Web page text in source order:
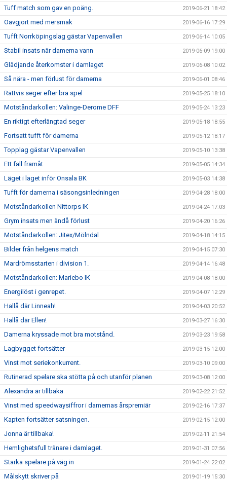
Tuff match som gav en poäng. 2019-06-21 18:42
Oavgjort med mersmak 2019-06-16 17:29
Tufft Norrköpingslag gästar Vapenvallen 2019-06-14 10:05
Stabil insats när damerna vann 2019-06-09 19:00
Glädjande återkomster i damlaget 2019-06-08 10:02
Så nära - men förlust för damerna 2019-06-01 08:46
Rättvis seger efter bra spel 2019-05-25 18:10
Motståndarkollen: Valinge-Derome DFF 2019-05-24 13:23
En riktigt efterlängtad seger 2019-05-18 18:55
Fortsatt tufft för damerna 2019-05-12 18:17
Topplag gästar Vapenvallen 2019-05-10 13:38
Ett fall framåt 2019-05-05 14:34
Läget i laget inför Onsala BK 2019-05-03 14:38
Tufft för damerna i säsongsinledningen 2019-04-28 18:00
Motståndarkollen Nittorps IK 2019-04-24 17:03
Grym insats men ändå förlust 2019-04-20 16:26
Motståndarkollen: Jitex/Mölndal 2019-04-18 14:15
Bilder från helgens match 2019-04-15 07:30
Mardrömsstarten i division 1. 2019-04-14 16:48
Motståndarkollen: Mariebo IK 2019-04-08 18:00
Energilöst i genrepet. 2019-04-07 12:29
Hallå där Linneah! 2019-04-03 20:52
Hallå där Ellen! 2019-03-27 16:30
Damerna kryssade mot bra motstånd. 2019-03-23 19:58
Lagbygget fortsätter 2019-03-15 12:00
Vinst mot seriekonkurrent. 2019-03-10 09:00
Rutinerad spelare ska stötta på och utanför planen 2019-03-08 12:00
Alexandra är tillbaka 2019-02-22 21:52
Vinst med speedwaysiffror i damernas årspremiär 2019-02-16 17:37
Kapten fortsätter satsningen. 2019-02-15 12:00
Jonna är tillbaka! 2019-02-11 21:54
Hemlighetsfull tränare i damlaget. 2019-01-31 07:56
Starka spelare på väg in 2019-01-24 22:02
Målskytt skriver på 2019-01-19 15:30